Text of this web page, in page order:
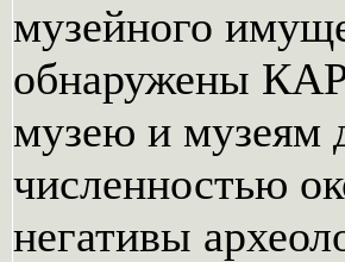
музейного
обнаружены
музею и музеям
численностью
негативы